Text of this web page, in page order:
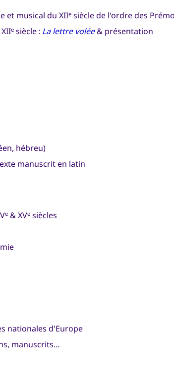
et musical du XIIesiècle de l'ordre des
esiècle : La lettre volée& présentation
hébreu)
manuscrit en latin
e& XVesiècles
nationales d'Europe
manuscrits…